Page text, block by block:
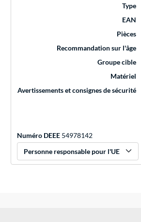
Type
EAN
Pièces
Recommandation sur l'âge
Groupe cible
Matériel
Avertissements et consignes de sécurité
Numéro DEEE 54978142
Personne responsable pour l'UE